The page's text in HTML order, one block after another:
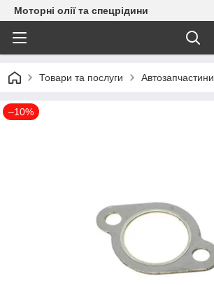
Моторні олії та спецрідини
Товари та послуги Автозапчастини
–10%